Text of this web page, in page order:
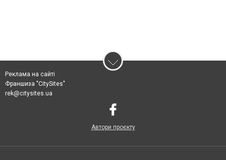
Реклама на сайті
Франшиза "CitySites"
rek@citysites.ua
Автори проєкту